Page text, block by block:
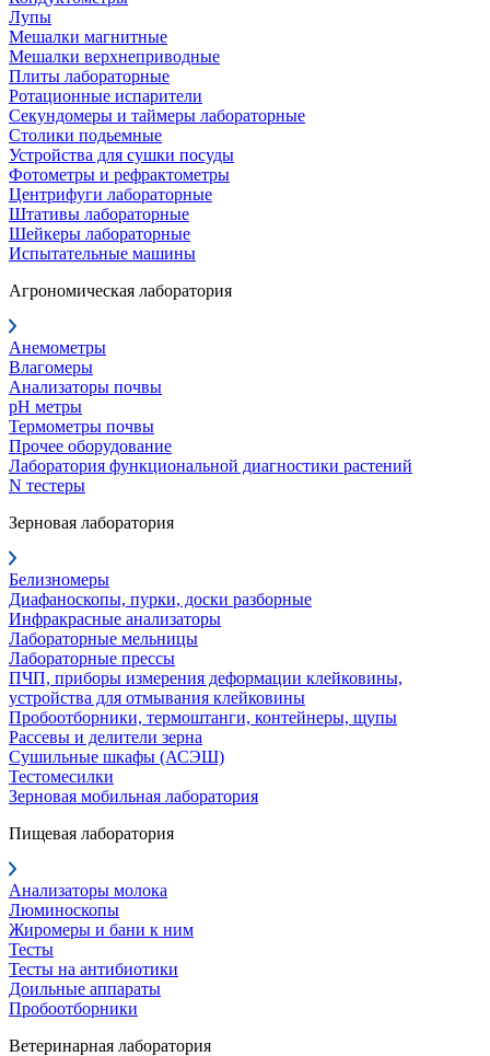
Лупы
Мешалки магнитные
Мешалки верхнеприводные
Плиты лабораторные
Ротационные испарители
Секундомеры и таймеры лабораторные
Столики подьемные
Устройства для сушки посуды
Фотометры и рефрактометры
Центрифуги лабораторные
Штативы лабораторные
Шейкеры лабораторные
Испытательные машины
Агрономическая лаборатория
Анемометры
Влагомеры
Анализаторы почвы
pH метры
Термометры почвы
Прочее оборудование
Лаборатория функциональной диагностики растений
N тестеры
Зерновая лаборатория
Белизномеры
Диафаноскопы, пурки, доски разборные
Инфракрасные анализаторы
Лабораторные мельницы
Лабораторные прессы
ПЧП, приборы измерения деформации клейковины,
устройства для отмывания клейковины
Пробоотборники, термоштанги, контейнеры, щупы
Рассевы и делители зерна
Сушильные шкафы (АСЭШ)
Тестомесилки
Зерновая мобильная лаборатория
Пищевая лаборатория
Анализаторы молока
Люминоскопы
Жиромеры и бани к ним
Тесты
Тесты на антибиотики
Доильные аппараты
Пробоотборники
Ветеринарная лаборатория